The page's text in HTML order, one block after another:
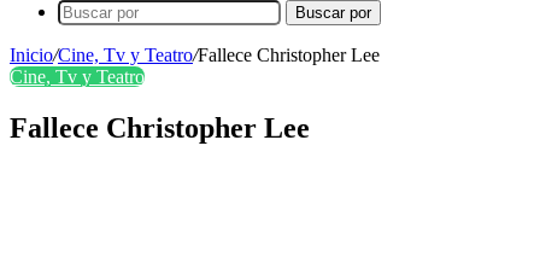
Buscar por
Inicio/Cine, Tv y Teatro/Fallece Christopher Lee
Cine, Tv y Teatro
Fallece Christopher Lee